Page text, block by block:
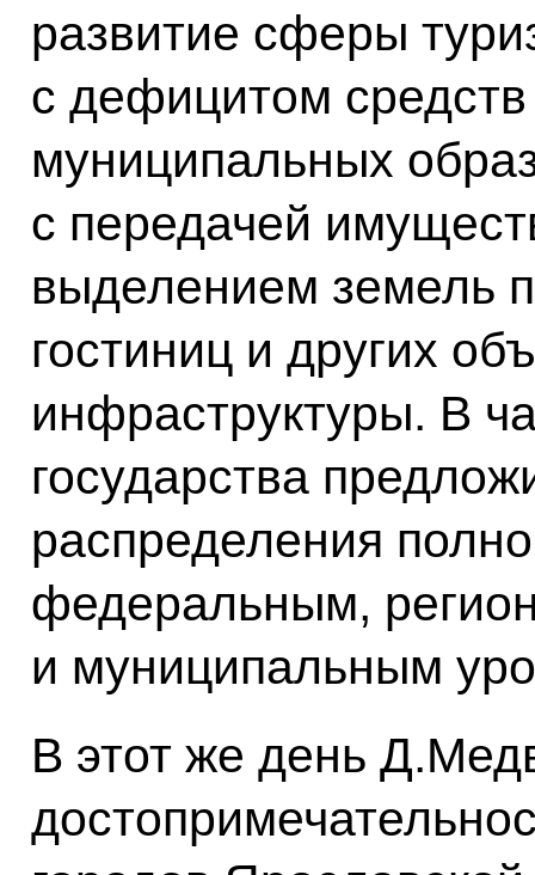
развитие сферы
с дефицитом
муниципальных
с передачей
выделением земель
гостиниц и других
инфраструктуры. В
государства
распределения
федеральным,
и муниципальным
В этот же день